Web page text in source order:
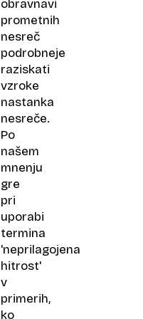
obravnavi
prometnih
nesreč
podrobneje
raziskati
vzroke
nastanka
nesreče.
Po
našem
mnenju
gre
pri
uporabi
termina
'neprilagojena
hitrost'
v
primerih,
ko